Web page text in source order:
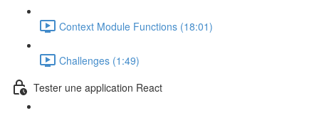
Context Module Functions (18:01)
Challenges (1:49)
Tester une application React